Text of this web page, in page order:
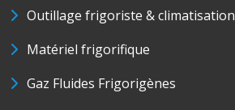
Outillage frigoriste & climatisation
Matériel frigorifique
Gaz Fluides Frigorigènes